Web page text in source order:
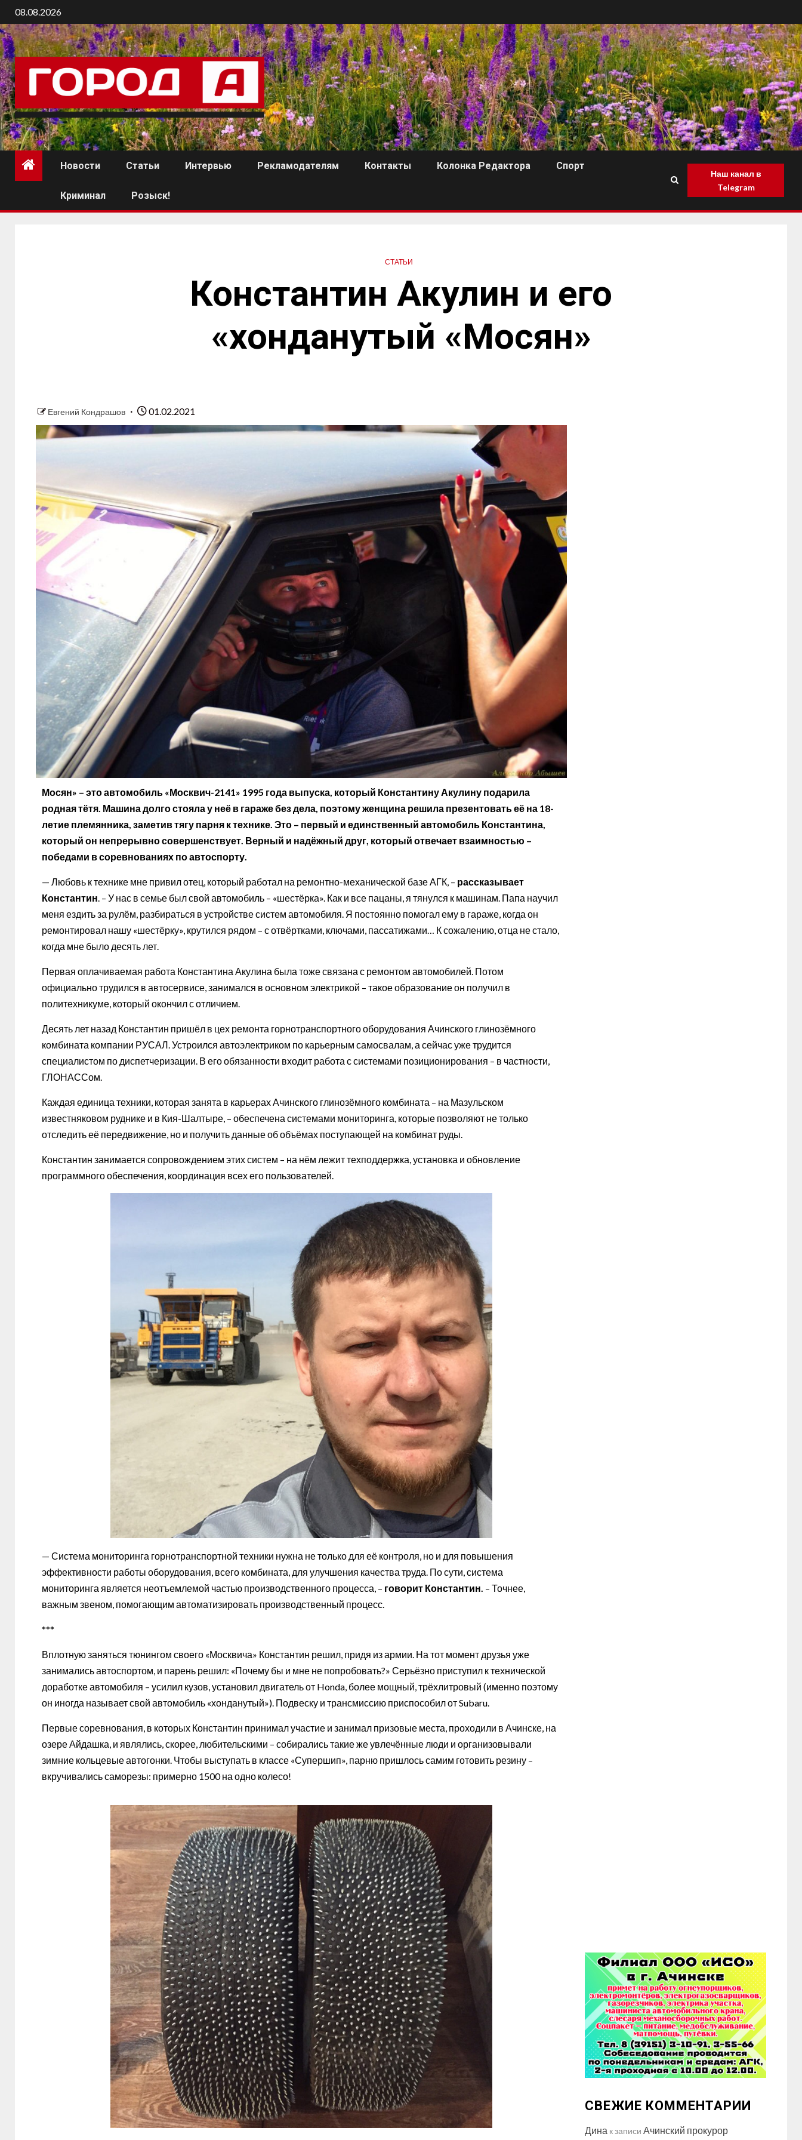
08.08.2026
Новости Статьи Интервью Рекламодателям Контакты Колонка Редактора Спорт
Криминал Розыск!
Наш канал в
Telegram
СТАТЬИ
Константин Акулин и его
«хонданутый «Мосян»
Евгений Кондрашов 01.02.2021
Мосян» – это автомобиль «Москвич-2141» 1995 года выпуска, который Константину Акулину подарила
родная тётя. Машина долго стояла у неё в гараже без дела, поэтому женщина решила презентовать её на 18-
летие племянника, заметив тягу парня к технике. Это – первый и единственный автомобиль Константина,
который он непрерывно совершенствует. Верный и надёжный друг, который отвечает взаимностью –
победами в соревнованиях по автоспорту.
— Любовь к технике мне привил отец, который работал на ремонтно-механической базе АГК, – рассказывает
Константин . – У нас в семье был свой автомобиль – «шестёрка». Как и все пацаны, я тянулся к машинам. Папа научил
меня ездить за рулём, разбираться в устройстве систем автомобиля. Я постоянно помогал ему в гараже, когда он
ремонтировал нашу «шестёрку», крутился рядом – с отвёртками, ключами, пассатижами… К сожалению, отца не стало,
когда мне было десять лет.
Первая оплачиваемая работа Константина Акулина была тоже связана с ремонтом автомобилей. Потом
официально трудился в автосервисе, занимался в основном электрикой – такое образование он получил в
политехникуме, который окончил с отличием.
Десять лет назад Константин пришёл в цех ремонта горнотранспортного оборудования Ачинского глинозёмного
комбината компании РУСАЛ. Устроился автоэлектриком по карьерным самосвалам, а сейчас уже трудится
специалистом по диспетчеризации. В его обязанности входит работа с системами позиционирования – в частности,
ГЛОНАССом.
Каждая единица техники, которая занята в карьерах Ачинского глинозёмного комбината – на Мазульском
известняковом руднике и в Кия-Шалтыре, – обеспечена системами мониторинга, которые позволяют не только
отследить её передвижение, но и получить данные об объёмах поступающей на комбинат руды.
Константин занимается сопровождением этих систем – на нём лежит техподдержка, установка и обновление
программного обеспечения, координация всех его пользователей.
— Система мониторинга горнотранспортной техники нужна не только для её контроля, но и для повышения
эффективности работы оборудования, всего комбината, для улучшения качества труда. По сути, система
мониторинга является неотъемлемой частью производственного процесса, – говорит Константин. – Точнее,
важным звеном, помогающим автоматизировать производственный процесс.
***
Вплотную заняться тюнингом своего «Москвича» Константин решил, придя из армии. На тот момент друзья уже
занимались автоспортом, и парень решил: «Почему бы и мне не попробовать?» Серьёзно приступил к технической
доработке автомобиля – усилил кузов, установил двигатель от Honda, более мощный, трёхлитровый (именно поэтому
он иногда называет свой автомобиль «хонданутый»). Подвеску и трансмиссию приспособил от Subaru.
Первые соревнования, в которых Константин принимал участие и занимал призовые места, проходили в Ачинске, на
озере Айдашка, и являлись, скорее, любительскими – собирались такие же увлечённые люди и организовывали
зимние кольцевые автогонки. Чтобы выступать в классе «Супершип», парню пришлось самим готовить резину –
вкручивались саморезы: примерно 1500 на одно колесо!
СВЕЖИЕ КОММЕНТАРИИ
Дина к записи Ачинский прокурор